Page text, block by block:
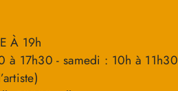
À 19h
17h30 - samedi : 10h à 11h30